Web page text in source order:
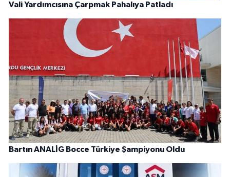
Vali Yardımcısına Çarpmak Pahalıya Patladı
Bartın ANALİG Bocce Türkiye Şampiyonu Oldu